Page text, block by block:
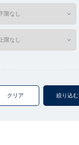
クリア 絞り込む